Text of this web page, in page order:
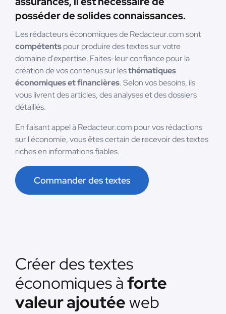
posséder de solides connaissances.
Les rédacteurs économiques de Redacteur.com sont
compétentspour produire des textes sur votre
domaine d'expertise. Faites-leur confiance pour la
création de vos contenus sur lesthématiques
économiques et financières. Selon vos besoins, ils
vous livrent des articles, des analyses et des dossiers
détaillés.
En faisant appel à Redacteur.com pour vos rédactions
sur l'économie, vous êtes certain de recevoir des textes
riches en informations fiables.
Commander des textes
Créer des textes
économiques àforte
valeur ajoutéeweb